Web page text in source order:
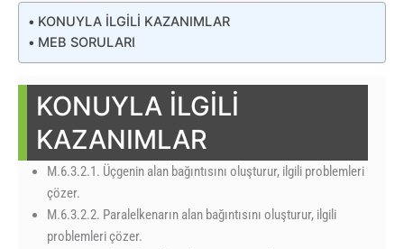
KONUYLA İLGİLİ KAZANIMLAR
MEB SORULARI
KONUYLA İLGİLİ
KAZANIMLAR
M.6.3.2.1. Üçgenin alan bağıntısını oluşturur, ilgili problemleri
çözer.
M.6.3.2.2. Paralelkenarın alan bağıntısını oluşturur, ilgili
problemleri çözer.